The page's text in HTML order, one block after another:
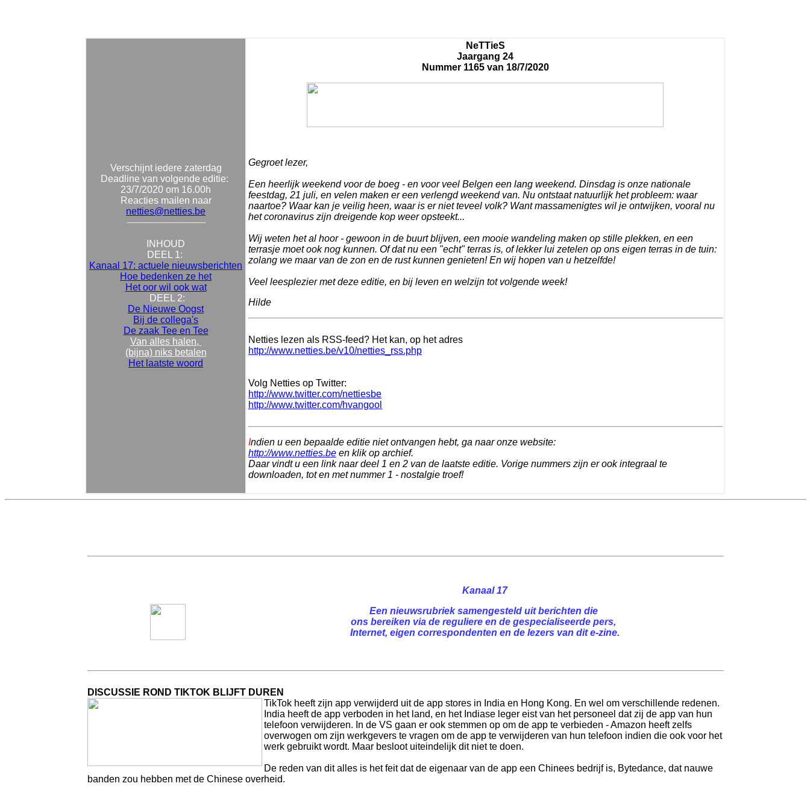
Verschijnt iedere zaterdag
Deadline van volgende editie:
23/7/2020 om 16.00h
Reacties mailen naar
netties@netties.be
INHOUD
DEEL 1:
Kanaal 17: actuele nieuwsberichten
Hoe bedenken ze het
Het oor wil ook wat
DEEL 2:
De Nieuwe Oogst
Bij de collega's
De zaak Tee en Tee
Van alles halen,
(bijna) niks betalen
Het laatste woord
NeTTieS
Jaargang 24
Nummer 1165 van 18/7/2020
Gegroet lezer,
Een heerlijk weekend voor de boeg - en voor veel Belgen een lang weekend. Dinsdag is onze nationale
feestdag, 21 juli, en velen maken er een verlengd weekend van. Nu ontstaat natuurlijk het probleem: waar
naartoe? Waar kan je veilig heen, waar is er niet teveel volk? Want massamenigtes wil je ontwijken, vooral nu
het coronavirus zijn dreigende kop weer opsteekt...
Wij weten het al hoor - gewoon in de buurt blijven, een mooie wandeling maken op stille plekken, en een
terrasje moet ook nog kunnen. Of dat nu een "echt" terras is, of lekker lui zetelen op ons eigen terras in de tuin:
zolang we maar van de zon en de rust kunnen genieten! En wij hopen van u hetzelfde!
Veel leesplezier met deze editie, en bij leven en welzijn tot volgende week!
Hilde
Netties lezen als RSS-feed? Het kan, op het adres
http://www.netties.be/v10/netties_rss.php
Volg Netties op Twitter:
http://www.twitter.com/nettiesbe
http://www.twitter.com/hvangool
Indien u een bepaalde editie niet ontvangen hebt, ga naar onze website:
http://www.netties.be en klik op archief.
Daar vindt u een link naar deel 1 en 2 van de laatste editie. Vorige nummers zijn er ook integraal te
downloaden, tot en met nummer 1 - nostalgie troef!
Kanaal 17
Een nieuwsrubriek samengesteld uit berichten die
ons bereiken via de reguliere en de gespecialiseerde pers,
Internet, eigen correspondenten en de lezers van dit e-zine.
DISCUSSIE ROND TIKTOK BLIJFT DUREN
TikTok heeft zijn app verwijderd uit de app stores in India en Hong Kong. En wel om verschillende redenen.
India heeft de app verboden in het land, en het Indiase leger eist van het personeel dat zij de app van hun
telefoon verwijderen. In de VS gaan er ook stemmen op om de app te verbieden - Amazon heeft zelfs
overwogen om zijn werkgevers te vragen om de app te verwijderen van hun telefoon indien die ook voor het
werk gebruikt wordt. Maar besloot uiteindelijk dit niet te doen.
De reden van dit alles is het feit dat de eigenaar van de app een Chinees bedrijf is, Bytedance, dat nauwe
banden zou hebben met de Chinese overheid.